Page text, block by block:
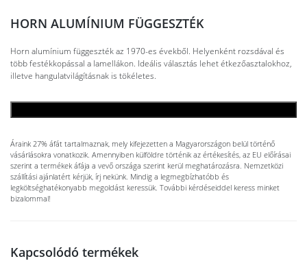
HORN ALUMÍNIUM FÜGGESZTÉK
Horn alumínium függeszték az 1970-es évekből. Helyenként rozsdával és
több festékkopással a lamellákon. Ideális választás lehet étkezőasztalokhoz,
illetve hangulatvilágításnak is tökéletes.
Áraink 27% áfát tartalmaznak, mely kifejezetten a Magyarországon belül történő
vásárlásokra vonatkozik. Amennyiben külföldre történik az értékesítés, az EU előírásai
szerint a termékek áfája a vevő országa szerint kerül meghatározásra. Nemzetközi
szállítási ajánlatért kérjük, írj nekünk. Mindig a legmegbízhatóbb és
legköltséghatékonyabb megoldást keressük. További kérdéseiddel keress minket
bizalommal!
Kapcsolódó termékek